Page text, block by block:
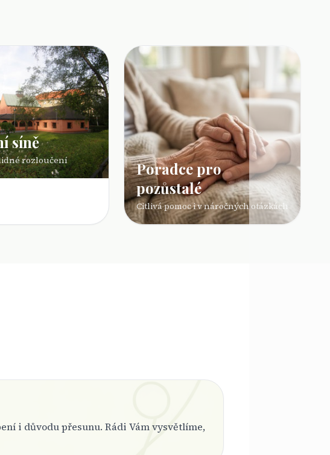
síně
rozloučení
Poradce pro
pozůstalé
Citlivá pomoc i v náročných otázkách
i důvodu přesunu. Rádi Vám vysvětlíme,